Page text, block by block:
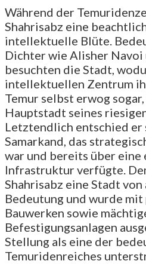
Während der
Shahrisabz eine
intellektuelle Blüte.
Dichter wie Alisher Navoi
besuchten die Stadt,
intellektuellen Zentrum
Temur selbst erwog
Hauptstadt seines
Letztendlich entschied er
Samarkand, das
war und bereits über
Infrastruktur verfügte.
Shahrisabz eine Stadt
Bedeutung und wurde
Bauwerken sowie
Befestigungsanlagen
Stellung als eine der
Temuridenreiches